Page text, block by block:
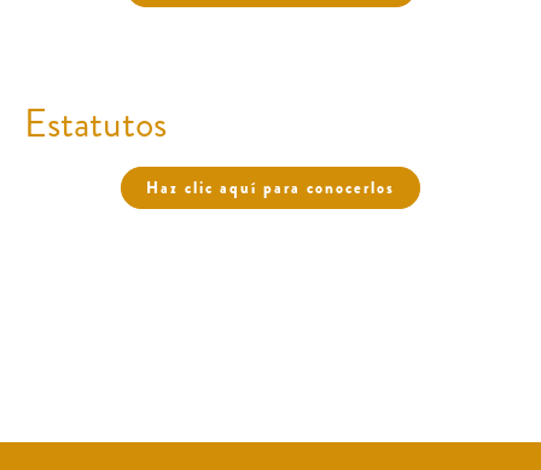
Estatutos​
Haz clic aquí para conocerlos